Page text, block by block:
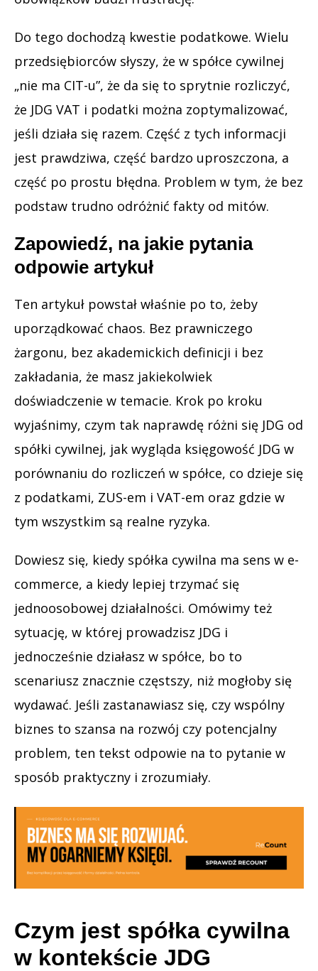
Do tego dochodzą kwestie podatkowe. Wielu
przedsiębiorców słyszy, że w spółce cywilnej
„nie ma CIT-u”, że da się to sprytnie rozliczyć,
że JDG VAT i podatki można zoptymalizować,
jeśli działa się razem. Część z tych informacji
jest prawdziwa, część bardzo uproszczona, a
część po prostu błędna. Problem w tym, że bez
podstaw trudno odróżnić fakty od mitów.
Zapowiedź, na jakie pytania
odpowie artykuł
Ten artykuł powstał właśnie po to, żeby
uporządkować chaos. Bez prawniczego
żargonu, bez akademickich definicji i bez
zakładania, że masz jakiekolwiek
doświadczenie w temacie. Krok po kroku
wyjaśnimy, czym tak naprawdę różni się JDG od
spółki cywilnej, jak wygląda księgowość JDG w
porównaniu do rozliczeń w spółce, co dzieje się
z podatkami, ZUS-em i VAT-em oraz gdzie w
tym wszystkim są realne ryzyka.
Dowiesz się, kiedy spółka cywilna ma sens w e-
commerce, a kiedy lepiej trzymać się
jednoosobowej działalności. Omówimy też
sytuację, w której prowadzisz JDG i
jednocześnie działasz w spółce, bo to
scenariusz znacznie częstszy, niż mogłoby się
wydawać. Jeśli zastanawiasz się, czy wspólny
biznes to szansa na rozwój czy potencjalny
problem, ten tekst odpowie na to pytanie w
sposób praktyczny i zrozumiały.
Czym jest spółka cywilna
w kontekście JDG